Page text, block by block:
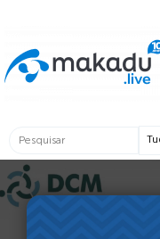
conteúdo
Pesquisar
...